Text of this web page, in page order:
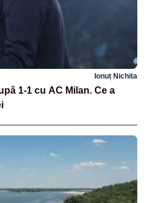
Ionuț Nichita
1-1 cu AC Milan. Ce a